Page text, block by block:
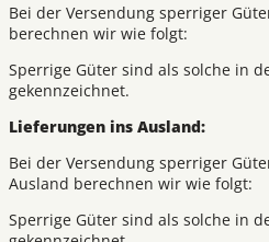
Bei der Versendung sperriger
berechnen wir wie folgt:
Sperrige Güter sind als solche in
gekennzeichnet.
Lieferungen ins Ausland:
Bei der Versendung sperriger
Ausland berechnen wir wie folgt:
Sperrige Güter sind als solche in